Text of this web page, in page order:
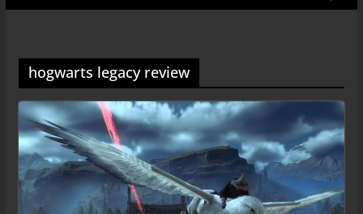
hogwarts legacy review